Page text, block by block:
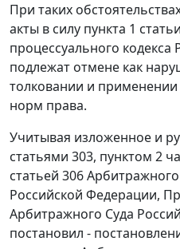
При таких
акты в силу пункта 1
процессуального
подлежат отмене как
толковании и
норм права.
Учитывая изложенное и
статьями 303, пунктом 2
статьей 306Арбитражного
Российской Федерации,
Арбитражного Суда
постановил -